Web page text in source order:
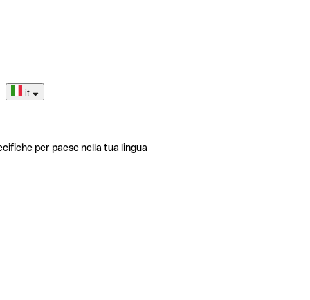
it
per paese nella tua lingua